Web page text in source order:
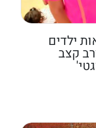
ילדים
קצב